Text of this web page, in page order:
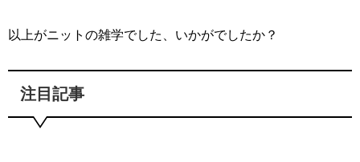
以上がニットの雑学でした、いかがでしたか？
注目記事